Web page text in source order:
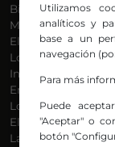
Bilbosport
Más Música
El Madrugador
Lo Más Nuevo
Informativos
En Ruta
Locos por la Música
El
La Mañana de
Utilizamos
analíticos y
base a un
navegación
Para más
Puede
"Aceptar" o
botón